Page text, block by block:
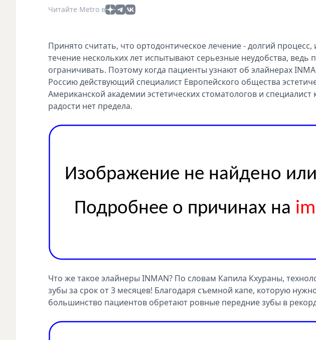
Читайте Metro в
Принято считать, что ортодонтическое лечение - долгий
течение нескольких лет испытывают серьезные неудобства, ведь
ограничивать. Поэтому когда пациенты узнают об элайнерах
Россию действующий специалист Европейского общества
Американской академии эстетических стоматологов и
радости нет предела.
Что же такое элайнеры INMAN? По словам Капила Кхураны,
зубы за срок от 3 месяцев! Благодаря съемной капе, которую
большинство пациентов обретают ровные передние зубы в